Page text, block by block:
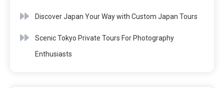
Discover Japan Your Way with Custom Japan Tours
Scenic Tokyo Private Tours For Photography
Enthusiasts